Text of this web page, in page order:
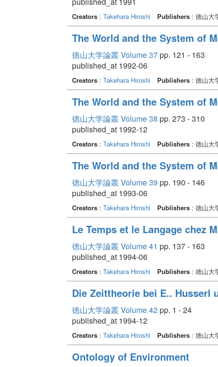
Creators: Takehara Hiroshi Publishers: 徳山大
The World and the System of
徳山大学論叢 Volume 37pp. 121 - 163
published_at 1992-06
Creators: Takehara Hiroshi Publishers: 徳山大
The World and the System of
徳山大学論叢 Volume 38 pp. 273 - 310
published_at 1992-12
Creators: Takehara Hiroshi Publishers: 徳山大
The World and the System of
徳山大学論叢 Volume 39 pp. 190 - 146
published_at 1993-06
Creators: Takehara Hiroshi Publishers: 徳山大
Le Temps et le Langage chez
徳山大学論叢 Volume 41 pp. 137 - 163
published_at 1994-06
Creators: Takehara Hiroshi Publishers: 徳山大
Die Zeittheorie bei E.. Husserl
徳山大学論叢 Volume 42pp. 1 - 24
published_at 1994-12
Creators: Takehara Hiroshi Publishers: 徳山大
Ontology of Environment